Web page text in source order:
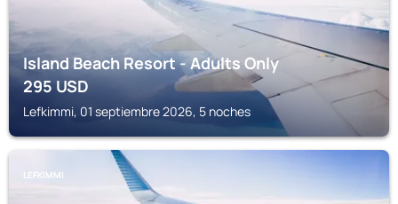
Island Beach Resort - Adults Only
295USD
Lefkimmi, 01 septiembre 2026, 5 noches
LEFKIMMI